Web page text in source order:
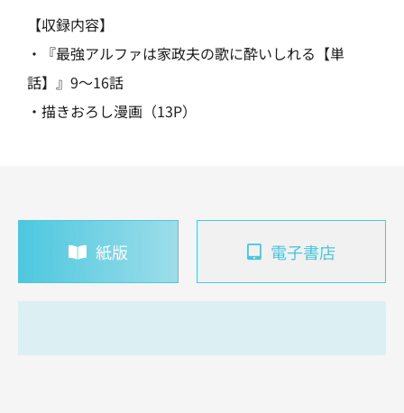
【収録内容】
・『最強アルファは家政夫の歌に酔いしれる【単
話】』9～16話
・描きおろし漫画（13P）
紙版 電子書店